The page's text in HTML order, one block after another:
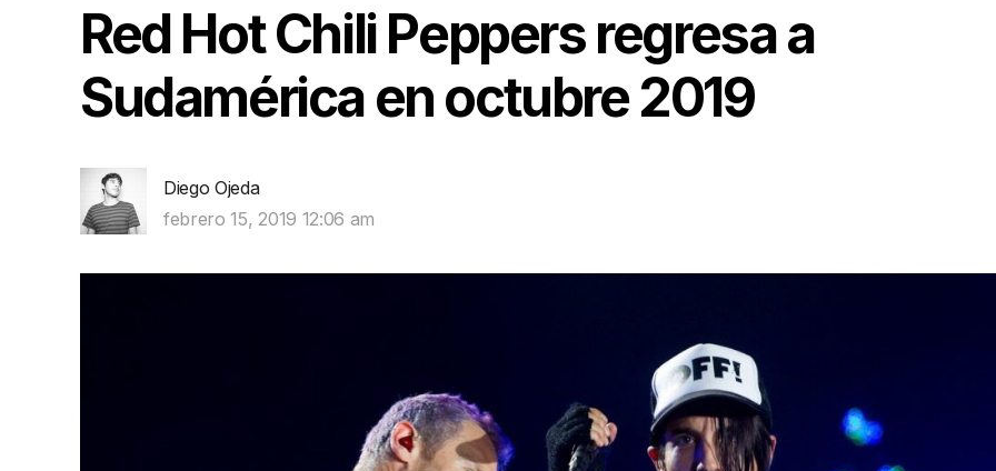
Red Hot Chili Peppers regresa a
Sudamérica en octubre 2019
Diego Ojeda
febrero 15, 2019 12:06 am